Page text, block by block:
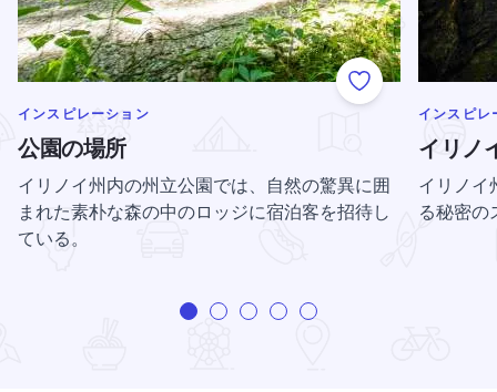
Add to Favorites
のカテゴリーをもっと表示する
インスピレーション
公園の場所
イリノイ州内の州立公園では、自然の驚異に囲
まれた素朴な森の中のロッジに宿泊客を招待し
ている。
のカテゴリ
インスピレ
イリノ
イリノイ
る秘密の